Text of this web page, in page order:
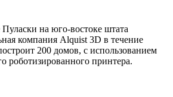
на юго-востоке штата
компания Alquist 3D в течение
200 домов, с использованием
роботизированного принтера.